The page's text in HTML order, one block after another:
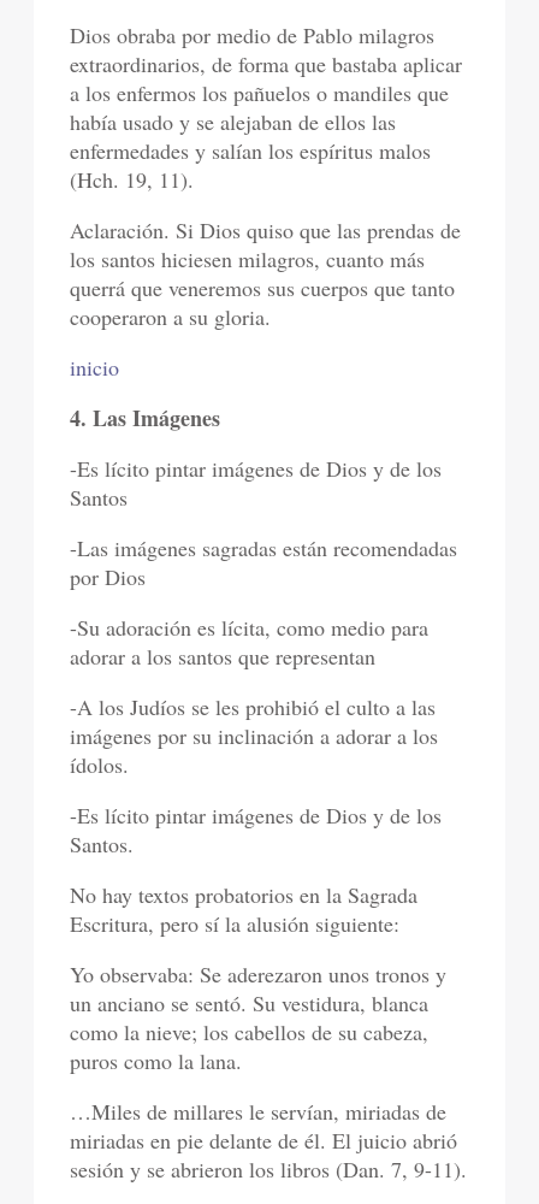
Dios obraba por medio de Pablo milagros
extraordinarios, de forma que bastaba aplicar
a los enfermos los pañuelos o mandiles que
había usado y se alejaban de ellos las
enfermedades y salían los espíritus malos
(Hch. 19, 11).
Aclaración. Si Dios quiso que las prendas de
los santos hiciesen milagros, cuanto más
querrá que veneremos sus cuerpos que tanto
cooperaron a su gloria.
inicio
4. Las Imágenes
-Es lícito pintar imágenes de Dios y de los
Santos
-Las imágenes sagradas están recomendadas
por Dios
-Su adoración es lícita, como medio para
adorar a los santos que representan
-A los Judíos se les prohibió el culto a las
imágenes por su inclinación a adorar a los
ídolos.
-Es lícito pintar imágenes de Dios y de los
Santos.
No hay textos probatorios en la Sagrada
Escritura, pero sí la alusión siguiente:
Yo observaba: Se aderezaron unos tronos y
un anciano se sentó. Su vestidura, blanca
como la nieve; los cabellos de su cabeza,
puros como la lana.
…Miles de millares le servían, miriadas de
miriadas en pie delante de él. El juicio abrió
sesión y se abrieron los libros (Dan. 7, 9-11).